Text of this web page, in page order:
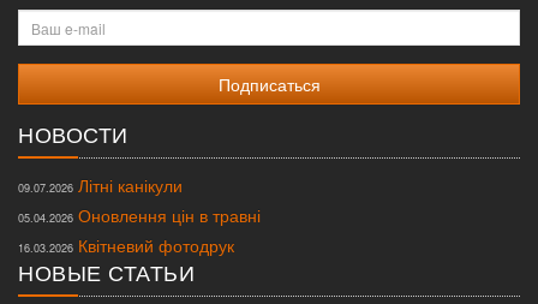
Ваш
e-
mail
НОВОСТИ
09.07.2026 Літні канікули
05.04.2026 Оновлення цін в травні
16.03.2026 Квітневий фотодрук
НОВЫЕ СТАТЬИ